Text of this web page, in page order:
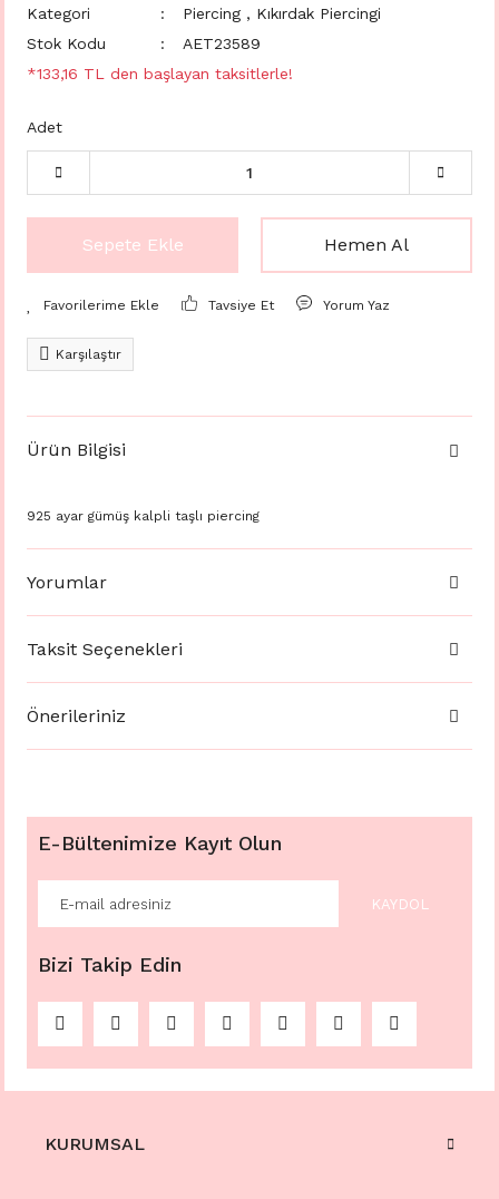
Kategori Piercing , Kıkırdak Piercingi
Stok Kodu
AET23589
*133,16 TL den başlayan taksitlerle!
Adet
Sepete Ekle Hemen Al
Tavsiye Et Yorum Yaz
Karşılaştır
Ürün Bilgisi
925 ayar gümüş kalpli taşlı piercing
Yorumlar
Taksit Seçenekleri
Önerileriniz
E-Bültenimize Kayıt Olun
KAYDOL
Bizi Takip Edin
KURUMSAL